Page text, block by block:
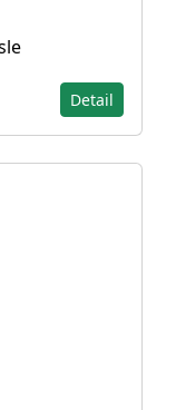
Detail